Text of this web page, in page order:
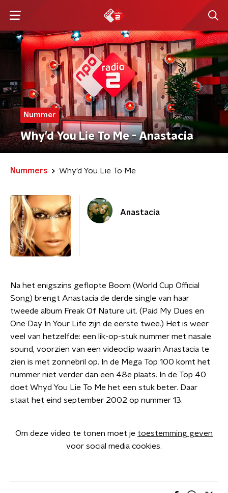
Nummer
Why'd You Lie To Me - Anastacia
Nummers Why'd You Lie To Me
Anastacia
Na het enigszins geflopte Boom (World Cup Official
Song) brengt Anastacia de derde single van haar
tweede album Freak Of Nature uit. (Paid My Dues en
One Day In Your Life zijn de eerste twee.) Het is weer
veel van hetzelfde: een lik-op-stuk nummer met nasale
sound, voorzien van een videoclip waarin Anastacia te
zien is met zonnebril op. In de Mega Top 100 komt het
nummer niet verder dan een 48e plaats. In de Top 40
doet Whyd You Lie To Me het een stuk beter. Daar
staat het eind september 2002 op nummer 13.
Om deze video te tonen moet je toestemming geven
voor social media cookies.